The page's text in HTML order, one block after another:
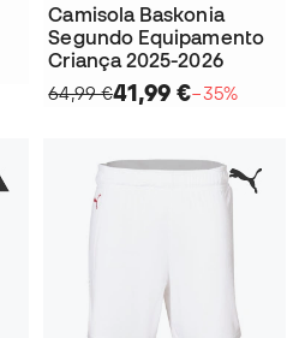
Camisola Baskonia
Segundo Equipamento
Criança 2025-2026
64,99 €41,99 €−35%